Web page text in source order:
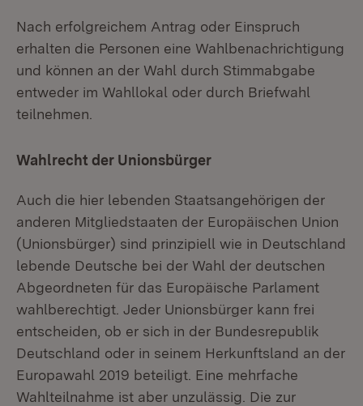
Nach erfolgreichem Antrag oder Einspruch
erhalten die Personen eine Wahlbenachrichtigung
und können an der Wahl durch Stimmabgabe
entweder im Wahllokal oder durch Briefwahl
teilnehmen.
Wahlrecht der Unionsbürger
Auch die hier lebenden Staatsangehörigen der
anderen Mitgliedstaaten der Europäischen Union
(Unionsbürger) sind prinzipiell wie in Deutschland
lebende Deutsche bei der Wahl der deutschen
Abgeordneten für das Europäische Parlament
wahlberechtigt. Jeder Unionsbürger kann frei
entscheiden, ob er sich in der Bundesrepublik
Deutschland oder in seinem Herkunftsland an der
Europawahl 2019 beteiligt. Eine mehrfache
Wahlteilnahme ist aber unzulässig. Die zur